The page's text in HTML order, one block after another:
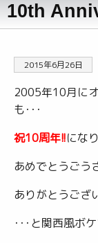
10th
2015年6月26日
2005年10月に
も･･･
祝10周年!!にな
あめでとうごう
ありがとうござ
･･･と関西風ボ